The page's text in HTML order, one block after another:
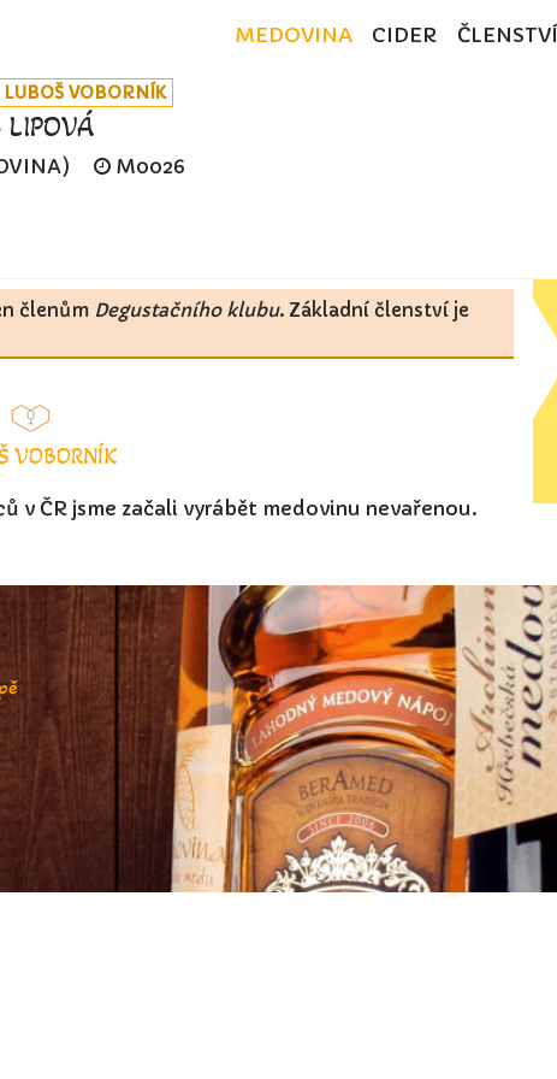
MEDOVINA CIDER ČLENSTVÍ
LUBOŠ VOBORNÍK
M0026
členům Degustačního klubu. Základní členství je
VOBORNÍK
v ČR jsme začali vyrábět medovinu nevařenou.